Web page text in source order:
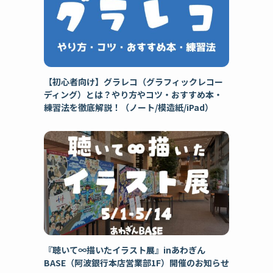
【初心者向け】グラレコ（グラフィックレコー
ディング）とは？やり方やコツ・おすすめ本・
練習法を徹底解説！（ノート/模造紙/iPad）
『聴いて∞描いたイラスト展』inあわぎん
BASE（阿波銀行本店営業部1F）開催のお知らせ